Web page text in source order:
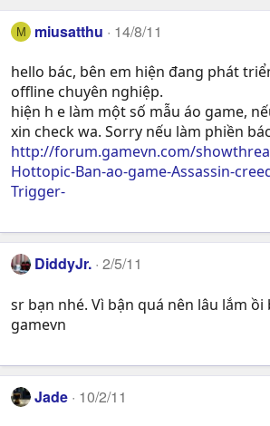
M miusatthu 14/8/11
hello bác, bên em hiện đang phát
offline chuyên nghiệp.
hiện h e làm một số mẫu áo game,
xin check wa. Sorry nếu làm phiền
http://forum.gamevn.com/
Hottopic-Ban-ao-game-Assassin-
Trigger-
DiddyJr. 2/5/11
sr bạn nhé. Vì bận quá nên lâu lắm ồi
gamevn
Jade 10/2/11